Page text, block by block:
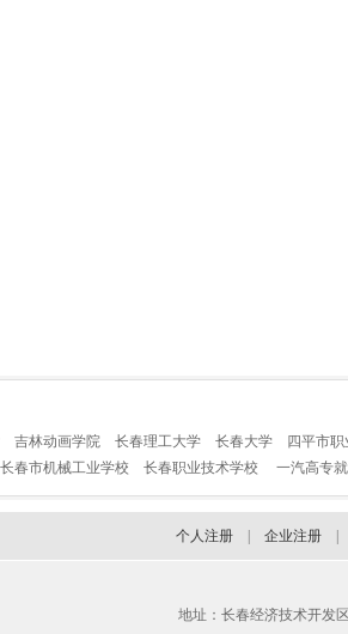
吉林动画学院 长春理工大学 长春大学
四平市
长春市机械工业学校 长春职业技术学校 一汽高专
个人注册 企业注册
地址：长春经济技术开发